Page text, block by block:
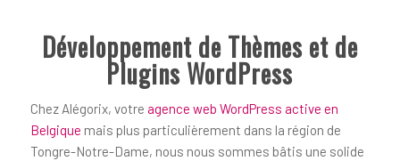
Développement de Thèmes et de
Plugins WordPress
Chez Alégorix, votre agence web WordPress active en
Belgique mais plus particulièrement dans la région de
Tongre-Notre-Dame, nous nous sommes bâtis une solide